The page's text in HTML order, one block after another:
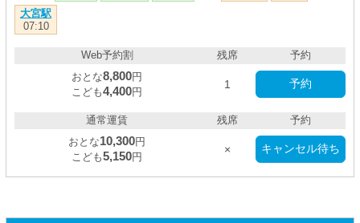
大宮駅
07:10
Web予約割
おとな8,800円
こども4,400円
残席
1
予約
予約
通常運賃
おとな10,300円
こども5,150円
残席
×
予約
キャンセル待ち